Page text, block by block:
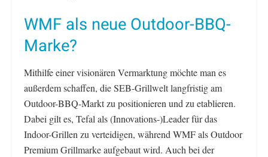
WMF als neue Outdoor-BBQ-
Marke?
Mithilfe einer visionären Vermarktung möchte man es
außerdem schaffen, die SEB-Grillwelt langfristig am
Outdoor-BBQ-Markt zu positionieren und zu etablieren.
Dabei gilt es, Tefal als (Innovations-)Leader für das
Indoor-Grillen zu verteidigen, während WMF als Outdoor
Premium Grillmarke aufgebaut wird. Auch bei der